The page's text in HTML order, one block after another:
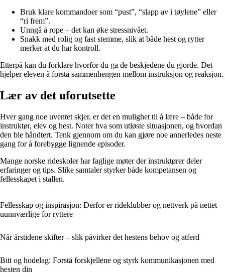
Bruk klare kommandoer som “pust”, “slapp av i tøylene” eller
“ri frem”.
Unngå å rope – det kan øke stressnivået.
Snakk med rolig og fast stemme, slik at både hest og rytter
merker at du har kontroll.
Etterpå kan du forklare hvorfor du ga de beskjedene du gjorde. Det
hjelper eleven å forstå sammenhengen mellom instruksjon og reaksjon.
Lær av det uforutsette
Hver gang noe uventet skjer, er det en mulighet til å lære – både for
instruktør, elev og hest. Noter hva som utløste situasjonen, og hvordan
den ble håndtert. Tenk gjennom om du kan gjøre noe annerledes neste
gang for å forebygge lignende episoder.
Mange norske rideskoler har faglige møter der instruktører deler
erfaringer og tips. Slike samtaler styrker både kompetansen og
fellesskapet i stallen.
Fellesskap og inspirasjon: Derfor er rideklubber og nettverk på nettet
uunnværlige for ryttere
Når årstidene skifter – slik påvirker det hestens behov og atferd
Bitt og hodelag: Forstå forskjellene og styrk kommunikasjonen med
hesten din